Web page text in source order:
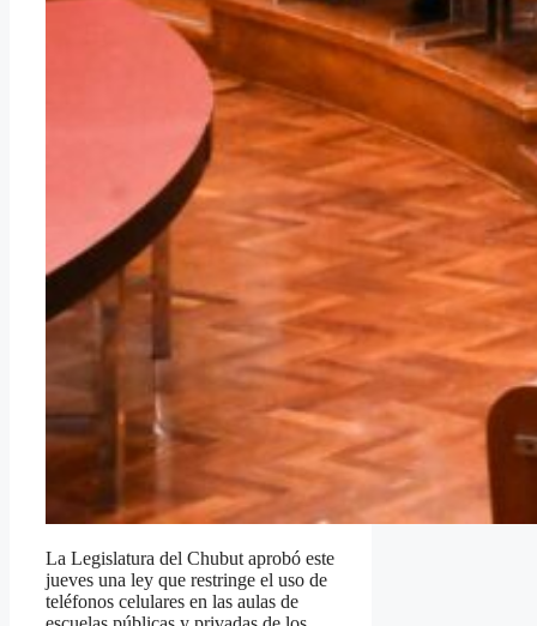
La Legislatura del Chubut aprobó este
jueves una ley que restringe el uso de
teléfonos celulares en las aulas de